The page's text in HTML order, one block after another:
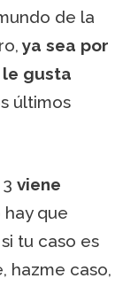
de la
ya sea por
gusta
últimos
viene
hay que
tu caso es
hazme caso,